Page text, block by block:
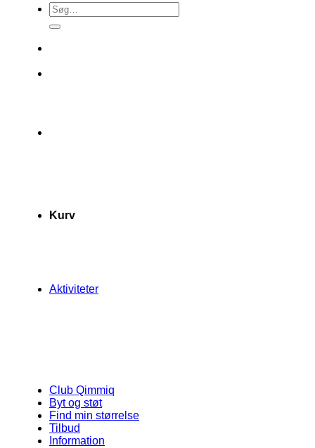
Søg
efter:
Kurv
Aktiviteter
Club Qimmiq
Byt og støt
Find min størrelse
Tilbud
Information